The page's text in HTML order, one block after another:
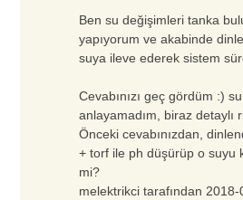
Ben su değişimleri tanka
yapıyorum ve akabinde
suya ileve ederek sistem
Cevabınızı geç gördüm :)
anlayamadım, biraz detaylı
Önceki cevabınızdan,
+ torf ile ph düşürüp o suyu
mi?
melektrikci tarafından